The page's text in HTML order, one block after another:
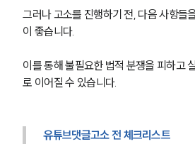
대륜법률상담
대륜법률상담예
그러나 고소를 진행하기 전, 다음 사항들
이 좋습니다.
이를 통해 불필요한 법적 분쟁을 피하고
로 이어질 수 있습니다.
유튜브댓글고소 전 체크리스트